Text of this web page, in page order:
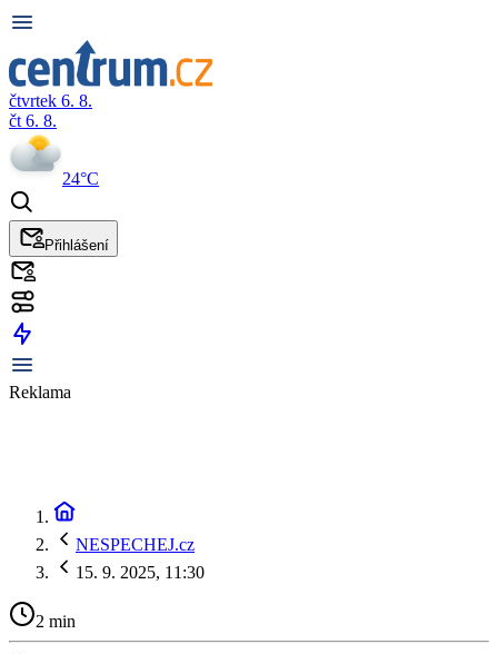
čtvrtek 6. 8.
čt 6. 8.
24°C
Přihlášení
Reklama
NESPECHEJ.cz
15. 9. 2025, 11:30
2 min